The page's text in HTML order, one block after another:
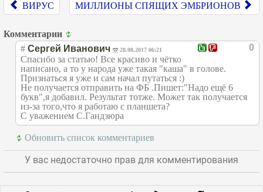
ВИРУС МИЛЛИОНЫ СПЯЩИХ ЭМБРИОНОВ
Комментарии
0
# Сергей Иванович 28.08.2017 06:21
Спасибо за статью! Все красиво и чётко
написано, а то у народа уже такая "каша" в голове.
Признаться я уже и сам начал путаться :)
Не получается отправить на ФБ .Пишет:"Надо ещё 6
букв",я добавил. Результат тотже. Может так получается
из-за того,что я работаю с планшета?
С уважением С.Гандзюра
Обновить список комментариев
У вас недостаточно прав для комментирования